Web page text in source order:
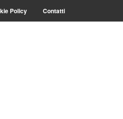
Policy Contatti